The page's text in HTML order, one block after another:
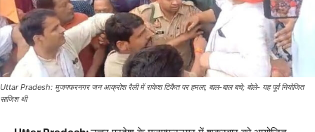
Uttar Pradesh: मुजफ्फरनगर जन आक्रोश रैली में राकेश टिकैत पर हमला, बाल-बाल बचे; बोले- यह पूर्व नियोजित
साजिश थी